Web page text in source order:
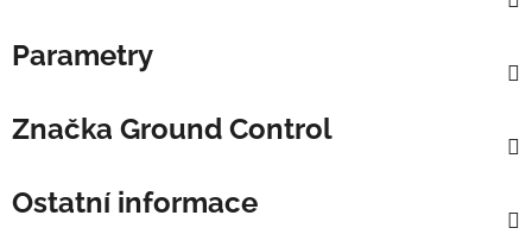
Parametry
Značka Ground Control
Ostatní informace